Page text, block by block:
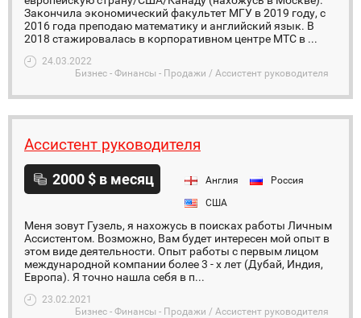
Закончила экономический факультет МГУ в 2019 году, с
2016 года преподаю математику и английский язык. В
2018 стажировалась в корпоративном центре МТС в ...
24.03.2022
Бизнес - Финансы - Продажи / Ассистент руководителя
Ассистент руководителя
2000 $ в месяц Англия
Россия
США
Меня зовут Гузель, я нахожусь в поисках работы Личным
Ассистентом. Возможно, Вам будет интересен мой опыт в
этом виде деятельности. Опыт работы с первым лицом
международной компании более 3 - х лет (Дубай, Индия,
Европа). Я точно нашла себя в п...
23.02.2021
Бизнес - Финансы - Продажи / Ассистент руководителя